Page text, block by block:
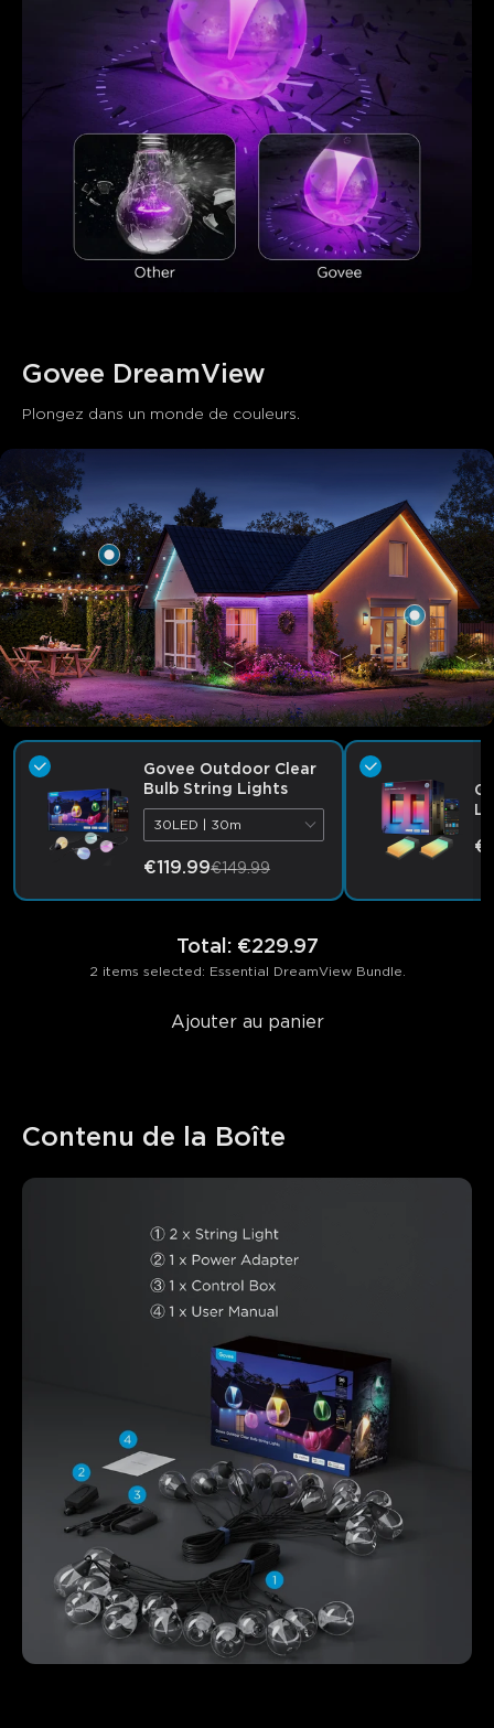
Govee DreamView
Plongez dans un monde de couleurs.
Govee Outdoor Clear
Bulb String Lights
30LED | 30m
€119.99€149.99
Total : €229.97
2 items selected: Essential DreamView Bundle.
Ajouter au panier